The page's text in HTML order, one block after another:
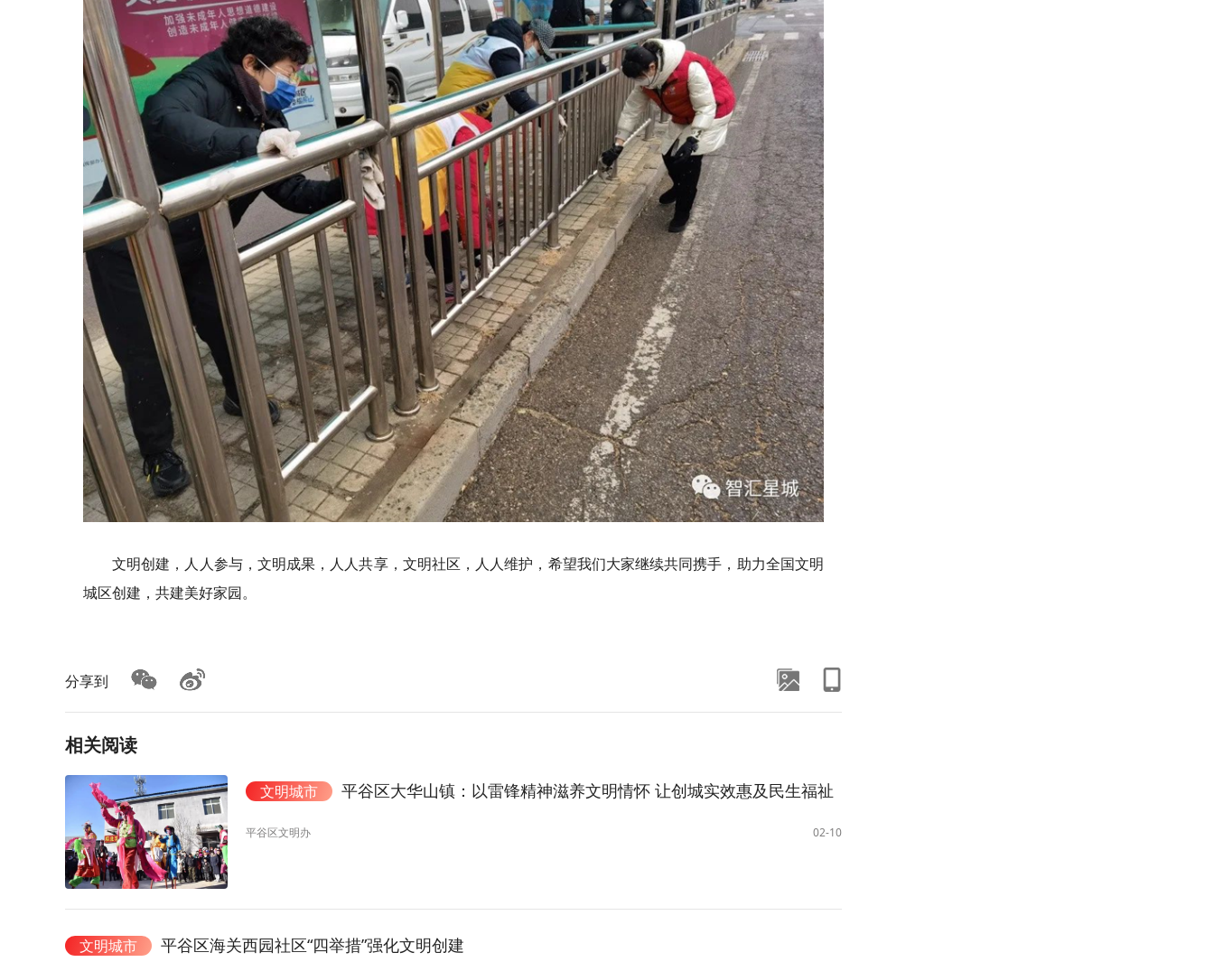
文明创建，人人参与，文明成果，人人共享，文明社区，人人维护，希望我们大家继续共同携手，助力全国文明
城区创建，共建美好家园。
分享到
相关阅读
文明城市 平谷区大华山镇：以雷锋精神滋养文明情怀 让创城实效惠及民生福祉
平谷区文明办 02-10
文明城市 平谷区海关西园社区“四举措”强化文明创建